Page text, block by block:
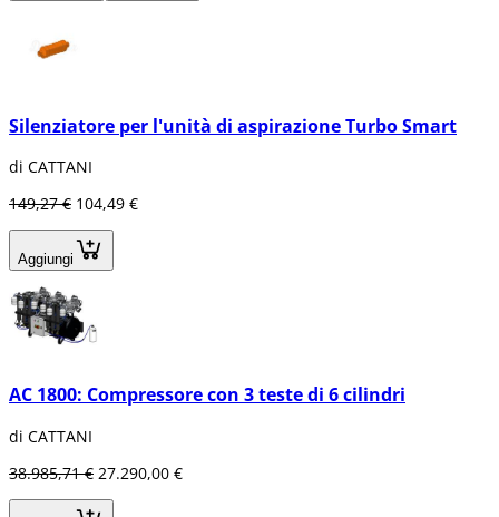
Silenziatore per l'unità di aspirazione Turbo Smart
di CATTANI
149,27 € 104,49 €
Aggiungi
AC 1800: Compressore con 3 teste di 6 cilindri
di CATTANI
38.985,71 € 27.290,00 €